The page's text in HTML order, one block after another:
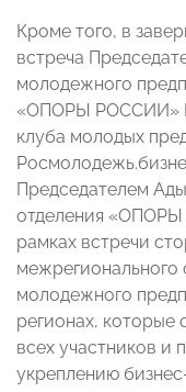
Кроме того, в
встреча
молодежного
«ОПОРЫ РОССИИ»
клуба молодых
Председателем
отделения
рамках встречи
межрегионального
молодежного
регионах, которые
всех участников и
укреплению